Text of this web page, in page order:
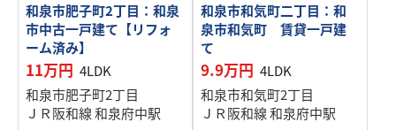
和泉市肥子町2丁目：和泉
市中古一戸建て【リフォ
ーム済み】
11万円 4LDK
和泉市肥子町2丁目
ＪＲ阪和線 和泉府中駅
和泉市和気町二丁目：和
泉市和気町 賃貸一戸建
て
9.9万円 4LDK
和泉市和気町2丁目
ＪＲ阪和線 和泉府中駅